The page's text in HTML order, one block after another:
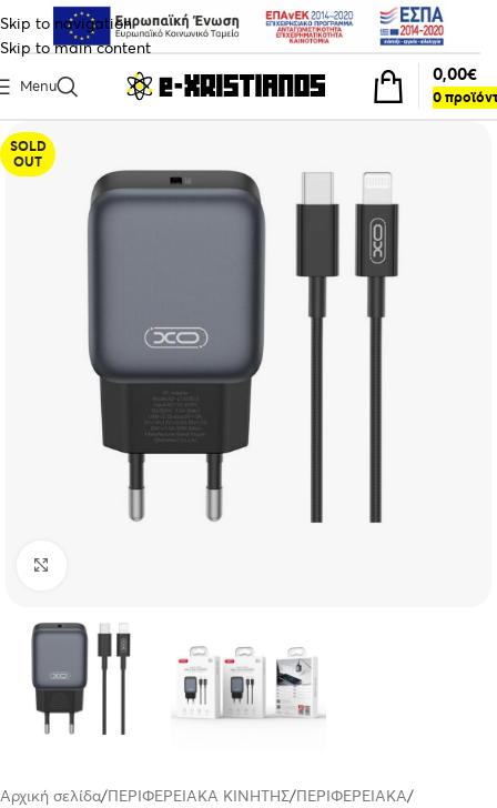
Skip to navigation
Skip to main content
Menu
0
0,00€
SOLD
OUT
Αρχική σελίδα ΠΕΡΙΦΕΡΕΙΑΚΑ ΚΙΝΗΤΗΣ ΠΕΡΙΦΕΡΕΙΑΚΑ